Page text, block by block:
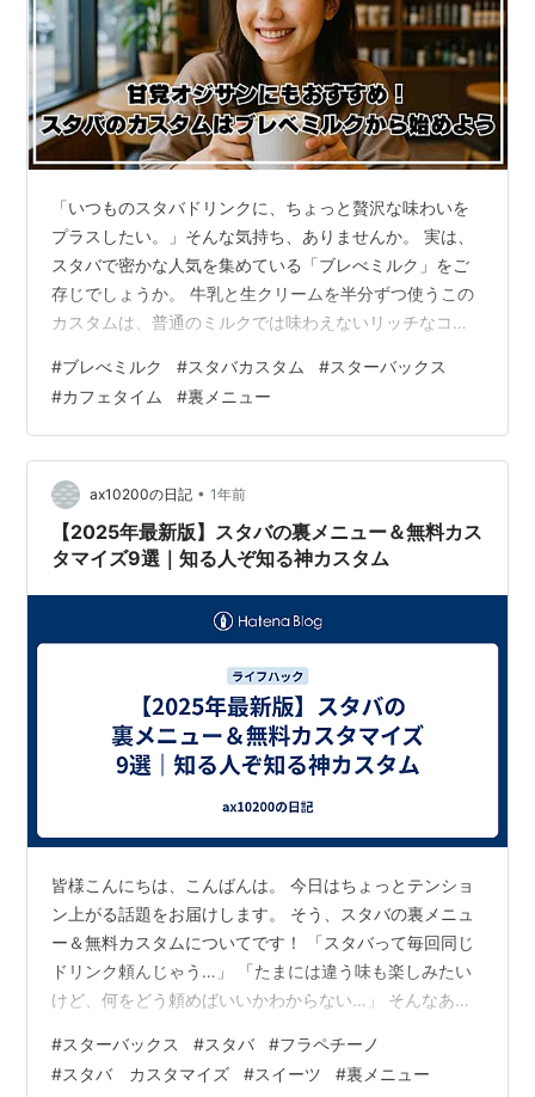
「いつものスタバドリンクに、ちょっと贅沢な味わいを
プラスしたい。」そんな気持ち、ありませんか。 実は、
スタバで密かな人気を集めている「ブレべミルク」をご
存じでしょうか。 牛乳と生クリームを半分ずつ使うこの
カスタムは、普通のミルクでは味わえないリッチなコク
リーが心配」という声もよく聞きますが、実はちょっと
したコツさえ知っていれば、誰でも気軽に楽しむことが
できます。 この記事では、ブレべミルクの特徴やカロリ
ー情報はもちろん、上手な頼み方やおすすめカスタマイ
ズ、SNSでも話題の人気アレンジまでやさしく解説しま
す。 「オジサンでも迷わない！」「自分だ…
#ブレべミルク #スタバカスタム #スターバックス
#カフェタイム #裏メニュー
ax10200の日記 • 1年前
【2025年最新版】スタバの裏メニュー＆無料カス
タマイズ9選｜知る人ぞ知る神カスタム
皆様こんにちは、こんばんは。 今日はちょっとテンショ
ン上がる話題をお届けします。 そう、スタバの裏メニュ
ー＆無料カスタムについてです！ 「スタバって毎回同じ
ドリンク頼んじゃう…」 「たまには違う味も楽しみたい
けど、何をどう頼めばいいかわからない…」 そんなあな
介します！ 全部実際に試せるうえに、ほとんどが無料 or
低コストでOK。スタバがもっと楽しくなること間違いな
#スターバックス #スタバ #フラペチーノ
#スタバ カスタマイズ #スイーツ #裏メニュー